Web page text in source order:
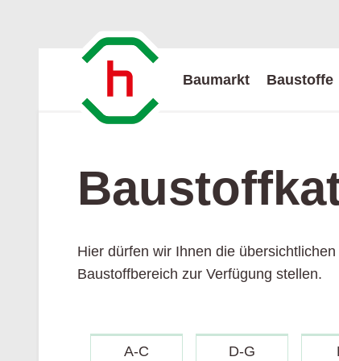
Baumarkt Baustoffe
Privatkunden
Baustoffe - Gesamtübersicht
Kontakt
Hier dürfen wir Ihnen die
Baustoffbereich zur Verfügung stellen.
A-C D-G